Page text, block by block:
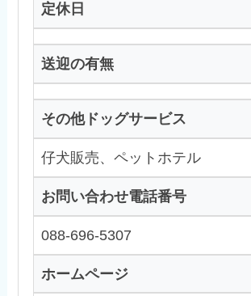
定休日
送迎の有無
その他ドッグサービス
仔犬販売、ペットホテル
お問い合わせ電話番号
088-696-5307
ホームページ